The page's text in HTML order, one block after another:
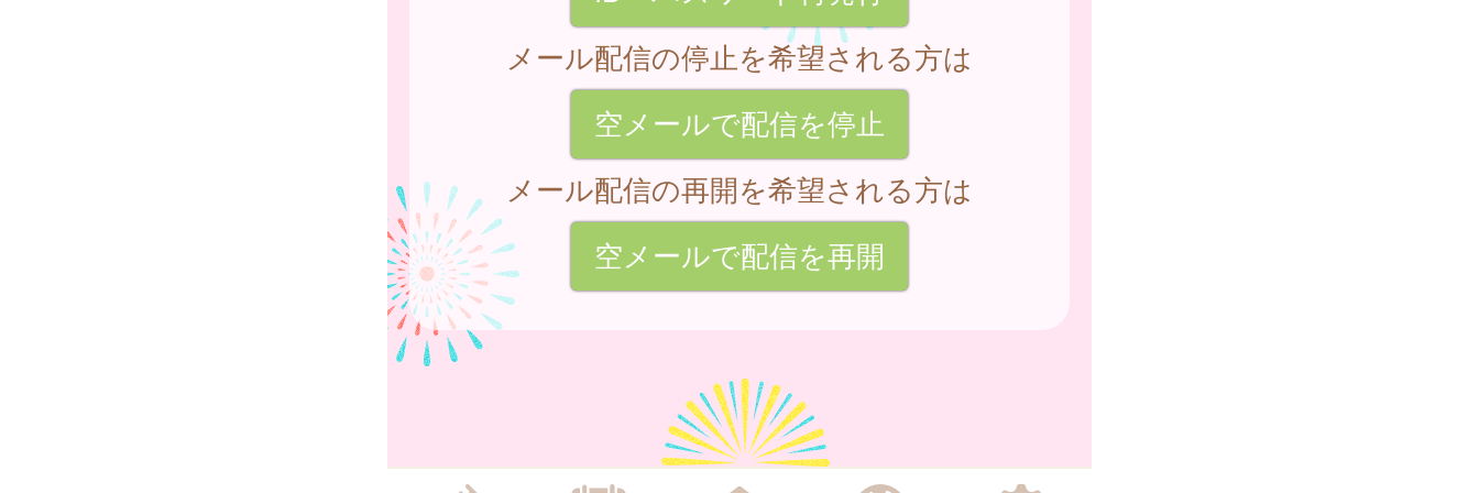
メール配信の停止を希望される方は
空メールで配信を停止
メール配信の再開を希望される方は
空メールで配信を再開